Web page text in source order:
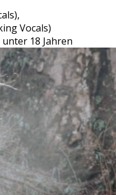
Vocals)
18 Jahren